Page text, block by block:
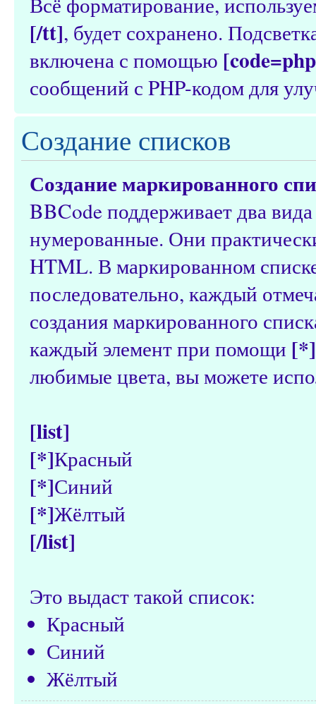
[/tt], будет сохранено.
включена с помощью
сообщений с PHP-кодом для
Создание списков
Создание маркированного
BBCode поддерживает два
нумерованные. Они
HTML. В маркированном
последовательно, каждый
создания маркированного
каждый элемент при помощи [*]
любимые цвета, вы можете
[list]
[*]Красный
[*]Синий
[*]Жёлтый
[/list]
Это выдаст такой список:
Красный
Синий
Жёлтый